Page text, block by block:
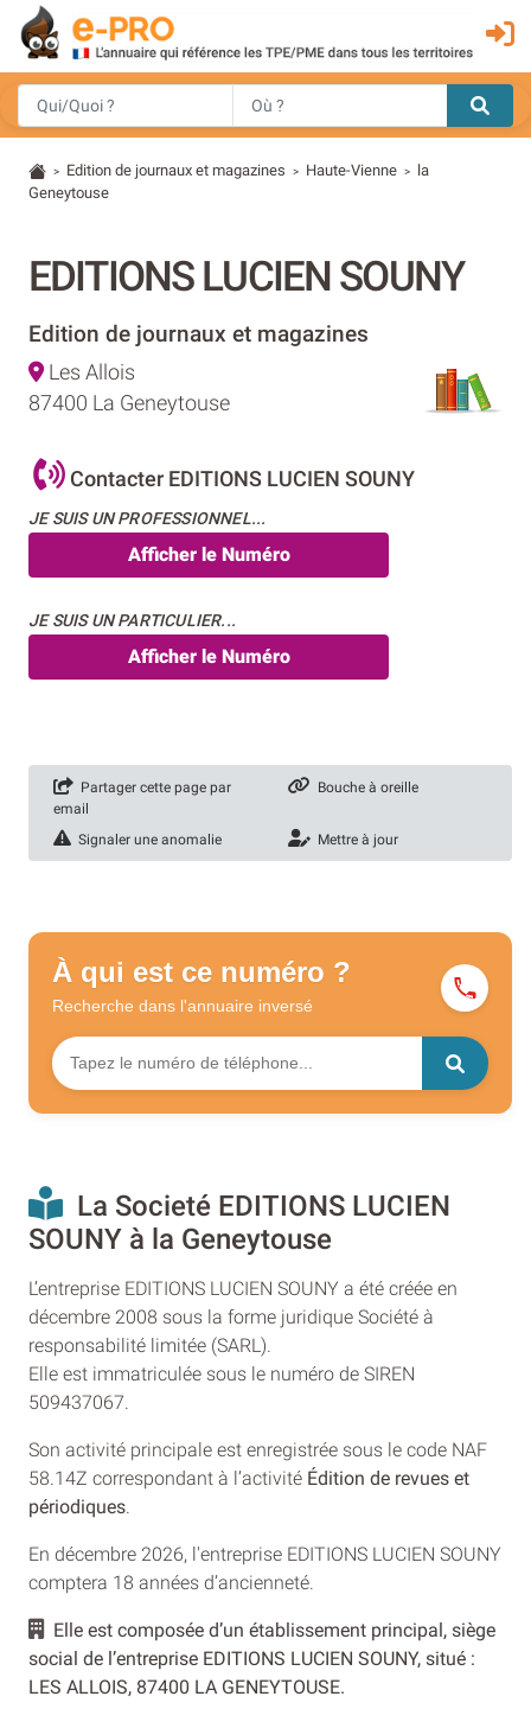
> Edition de journaux et magazines > Haute-Vienne > la
Geneytouse
EDITIONS LUCIEN SOUNY
Edition de journaux et magazines
Les Allois
87400 La Geneytouse
Contacter EDITIONS LUCIEN SOUNY
JE SUIS UN PROFESSIONNEL...
Afficher le Numéro
JE SUIS UN PARTICULIER...
Afficher le Numéro
Partager cette page par
email
Bouche à oreille
Signaler une anomalie Mettre à jour
À qui est ce numéro ?
Recherche dans l'annuaire inversé
La Societé EDITIONS LUCIEN
SOUNY à la Geneytouse
L’entreprise EDITIONS LUCIEN SOUNY a été créée en
décembre 2008 sous la forme juridique Société à
responsabilité limitée (SARL).
Elle est immatriculée sous le numéro de SIREN
509437067.
Son activité principale est enregistrée sous le code NAF
58.14Z correspondant à l’activité Édition de revues et
périodiques
En décembre 2026, l'entreprise EDITIONS LUCIEN SOUNY
comptera 18 années d’ancienneté.
Elle est composée d’un établissement principal, siège
social de l’entreprise EDITIONS LUCIEN SOUNY, situé :
LES ALLOIS, 87400 LA GENEYTOUSE.